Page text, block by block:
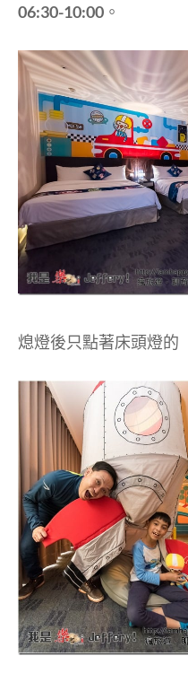
06:30-10:00 。
熄燈後只點著床頭燈的